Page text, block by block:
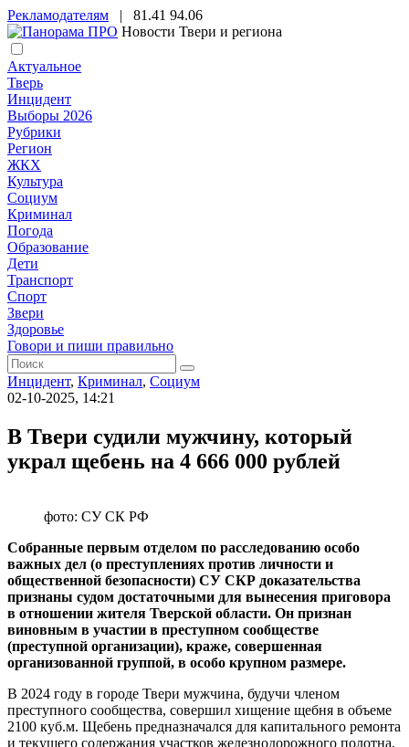
Рекламодателям | 81.41 94.06
Новости Твери и региона
Актуальное
Тверь
Инцидент
Выборы 2026
Рубрики
Регион
ЖКХ
Культура
Социум
Криминал
Погода
Образование
Дети
Транспорт
Спорт
Звери
Здоровье
Говори и пиши правильно
Инцидент, Криминал, Социум
02-10-2025, 14:21
В Твери судили мужчину, который
украл щебень на 4 666 000 рублей
фото: СУ СК РФ
Собранные первым отделом по расследованию особо
важных дел (о преступлениях против личности и
общественной безопасности) СУ СКР доказательства
признаны судом достаточными для вынесения приговора
в отношении жителя Тверской области. Он признан
виновным в участии в преступном сообществе
(преступной организации), краже, совершенная
организованной группой, в особо крупном размере.
В 2024 году в городе Твери мужчина, будучи членом
преступного сообщества, совершил хищение щебня в объеме
2100 куб.м. Щебень предназначался для капитального ремонта
и текущего содержания участков железнодорожного полотна,